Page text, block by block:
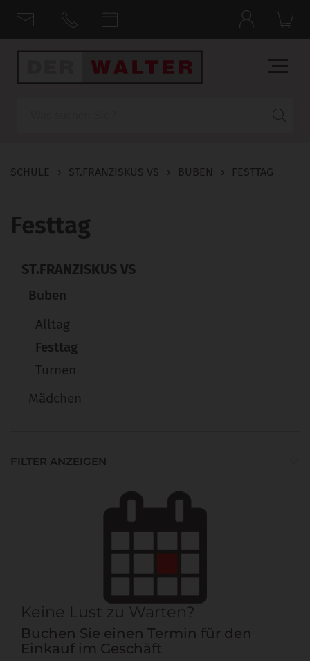
SCHULE › ST.FRANZISKUS VS › BUBEN › FESTTAG
Festtag
ST.FRANZISKUS VS
Buben
Alltag
Festtag
Turnen
Mädchen
FILTER ANZEIGEN
Keine Lust zu Warten?
Buchen Sie einen Termin für den
Einkauf im Geschäft